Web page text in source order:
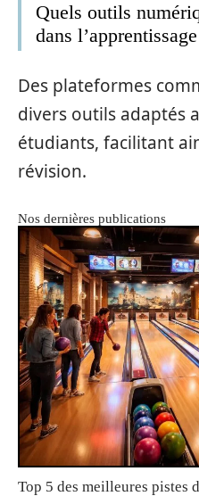
Quels outils
dans
Des plateformes
divers outils adaptés
étudiants, facilitant
révision.
Nos dernières publications
Top 5 des meilleures pistes